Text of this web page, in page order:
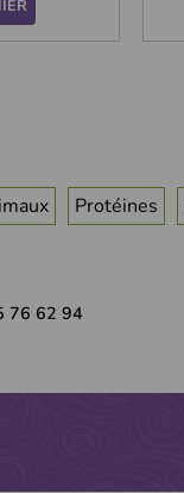
Protéines
76 62 94